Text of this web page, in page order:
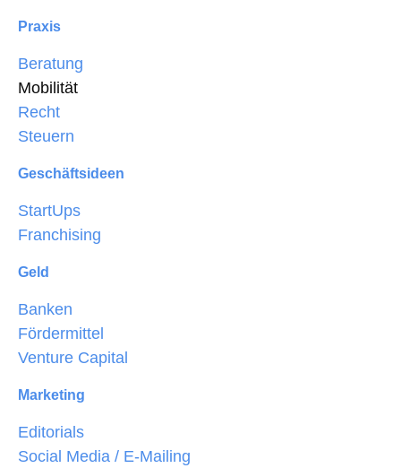
Praxis
Beratung
Mobilität
Recht
Steuern
Geschäftsideen
StartUps
Franchising
Geld
Banken
Fördermittel
Venture Capital
Marketing
Editorials
Social Media / E-Mailing